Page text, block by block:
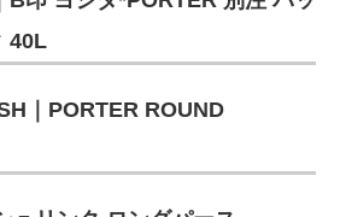
40L
｜PORTER ROUND